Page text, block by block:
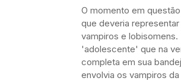
O momento em
que deveria
vampiros e
'adolescente' que na
completa em sua
envolvia os vampiros